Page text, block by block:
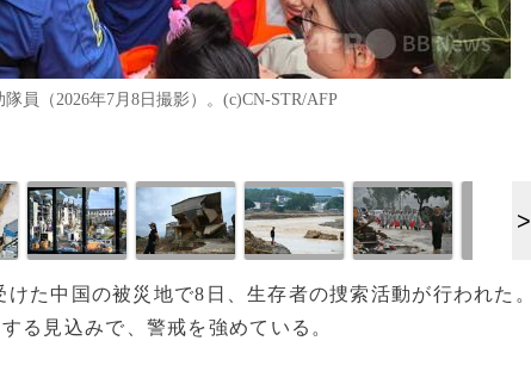
員（2026年7月8日撮影）。(c)CN-STR/AFP
た中国の被災地で8日、生存者の捜索活動が行われた。
る見込みで、警戒を強めている。